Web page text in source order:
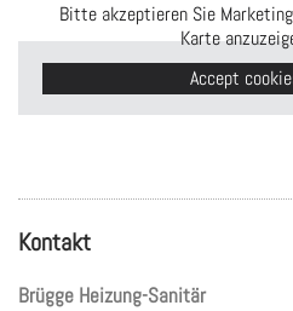
Bitte akzeptieren Sie
Karte
Accept
Kontakt
Brügge Heizung-Sanitär